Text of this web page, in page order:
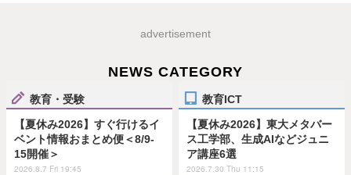
advertisement
NEWS CATEGORY
教育・受験
【夏休み2026】すぐ行けるイ
ベント情報おまとめ便＜8/9-
15開催＞
2026.8.7 Fri 19:45
教育ICT
【夏休み2026】東大メタバー
ス工学部、生成AIなどジュニ
ア講座6選
2026.7.30 Thu 11:15